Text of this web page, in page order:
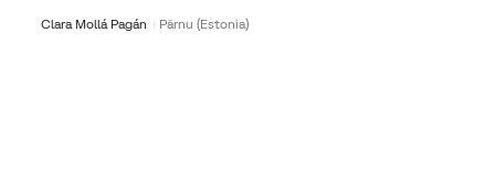
Clara Mollá Pagán Pärnu (Estonia)